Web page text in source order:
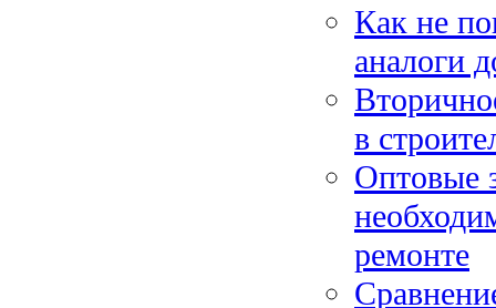
Как не
аналоги
в
Оптовые
ремонте